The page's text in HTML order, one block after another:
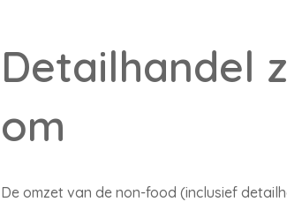
Detailhandel
om
De omzet van de non-food (inclusief